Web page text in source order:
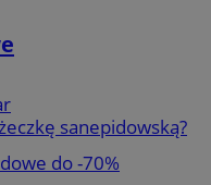
sanepidowską?
do -70%